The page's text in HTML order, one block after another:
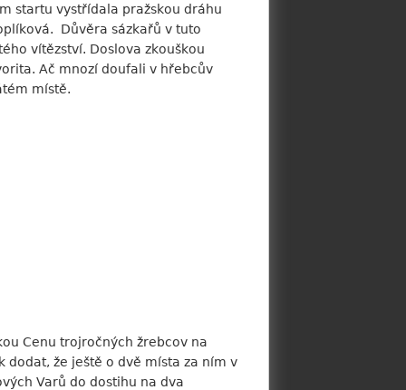
startu vystřídala pražskou dráhu
Důvěra sázkařů v tuto
vítězství. Doslova zkouškou
Ač mnozí doufali v hřebcův
místě.
Cenu trojročných žrebcov na
že ještě o dvě místa za ním v
Varů do dostihu na dva